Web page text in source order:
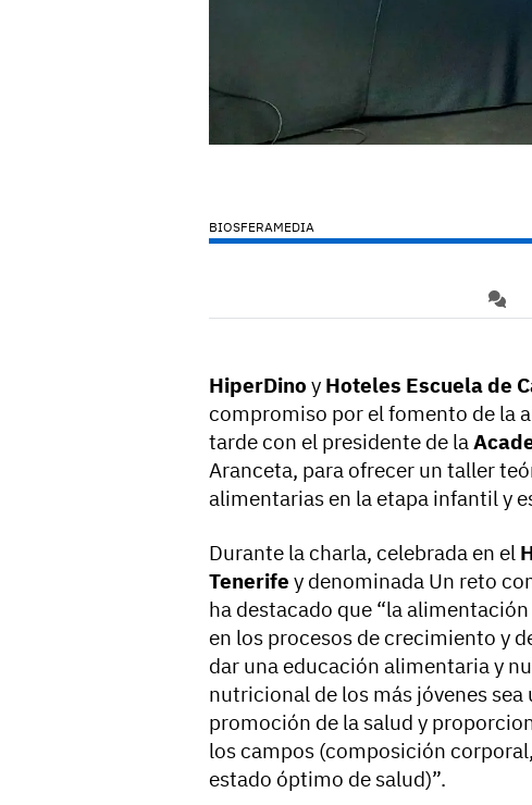
BIOSFERAMEDIA
HiperDino y Hoteles Escuela de
compromiso por el fomento de la
tarde con el presidente de la
Aranceta, para ofrecer un taller
alimentarias en la etapa infantil y
Durante la charla, celebrada en el
Tenerife y denominada Un reto
ha destacado que “la
en los procesos de crecimiento y
dar una educación alimentaria y
nutricional de los más jóvenes
promoción de la salud y
los campos (composición
estado óptimo de salud)”.